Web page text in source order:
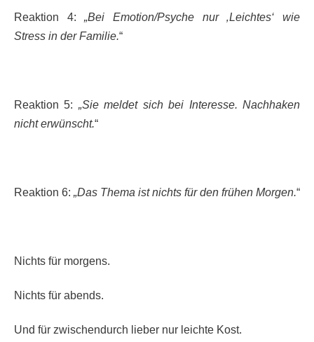
Reaktion 4:„Bei Emotion/Psyche nur ‚Leichtes‘ wie
Stress in der Familie.“
Reaktion 5: „Sie meldet sich bei Interesse. Nachhaken
nicht erwünscht.“
Reaktion 6: „Das Thema ist nichts für den frühen Morgen.“
Nichts für morgens.
Nichts für abends.
Und für zwischendurch lieber nur leichte Kost.